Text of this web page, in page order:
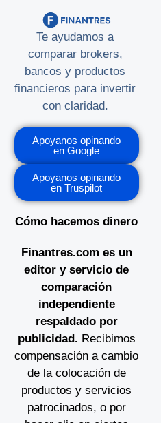
Te ayudamos a
comparar brokers,
bancos y productos
financieros para invertir
con claridad.
Apoyanos opinando
en Google
Apoyanos opinando
en Truspilot
Cómo hacemos dinero
Finantres.com es un
editor y servicio de
comparación
independiente
respaldado por
publicidad. Recibimos
compensación a cambio
de la colocación de
productos y servicios
patrocinados, o por